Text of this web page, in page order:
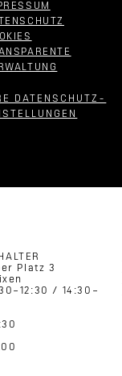
DATENSCHUTZ­
Platz 3
/ 14:30–